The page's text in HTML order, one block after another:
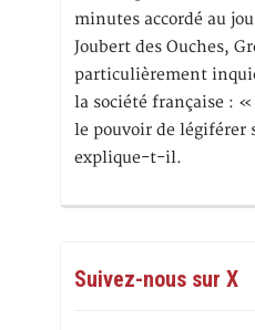
minutes accordé au
Joubert des Ouches,
particulièrement
la société française :
le pouvoir de légiférer
explique-t-il.
Suivez-nous sur X